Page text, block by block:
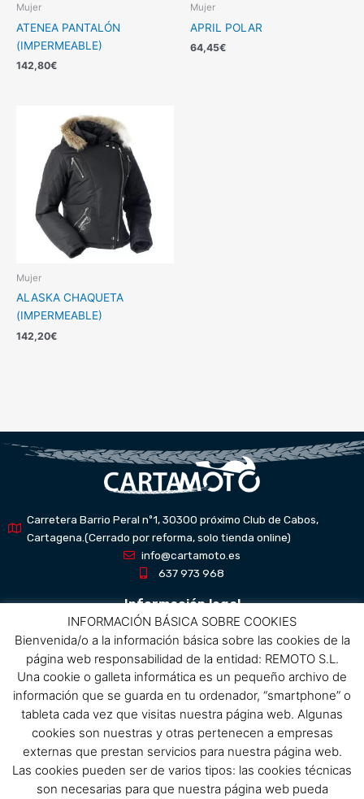
Mujer
ATENEA PANTALÓN
(IMPERMEABLE)
142,80€
Mujer
APRIL POLAR
64,45€
Mujer
ALASKA CHAQUETA
(IMPERMEABLE)
142,20€
Carretera Barrio Peral nº1, 30300 próximo Club de Cabos,
Cartagena.(Cerrado por reforma, solo tienda online)
info@cartamoto.es
637 973 968
Información legal
Aviso Legal
Política de privacidad
Política de protección de datos
Política de cookies
Condiciones de compra
Menú
INFORMACIÓN BÁSICA SOBRE COOKIES
Bienvenida/o a la información básica sobre las cookies de la
página web responsabilidad de la entidad: REMOTO S.L.
Una cookie o galleta informática es un pequeño archivo de
información que se guarda en tu ordenador, “smartphone” o
tableta cada vez que visitas nuestra página web. Algunas
cookies son nuestras y otras pertenecen a empresas
externas que prestan servicios para nuestra página web.
Las cookies pueden ser de varios tipos: las cookies técnicas
son necesarias para que nuestra página web pueda